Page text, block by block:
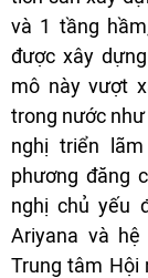
và 1 tầng
được xây
mô này vượt
trong nước như
nghị triển
phương đăng
nghị chủ yếu
Ariyana và
Trung tâm Hội